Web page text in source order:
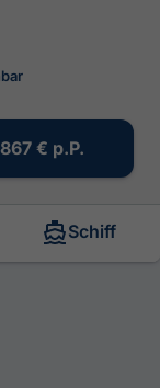
867 € p.P.
Schiff